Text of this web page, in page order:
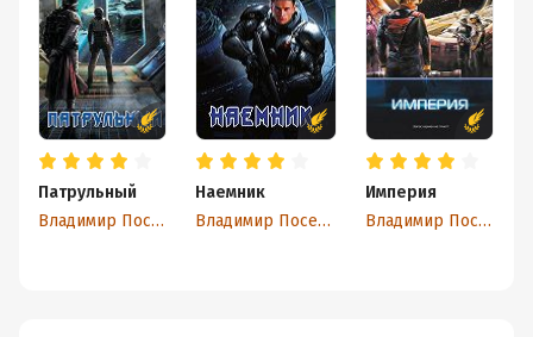
Патрульный
Владимир Поселягин
Наемник
Владимир Поселягин
Империя
Владимир Поселягин